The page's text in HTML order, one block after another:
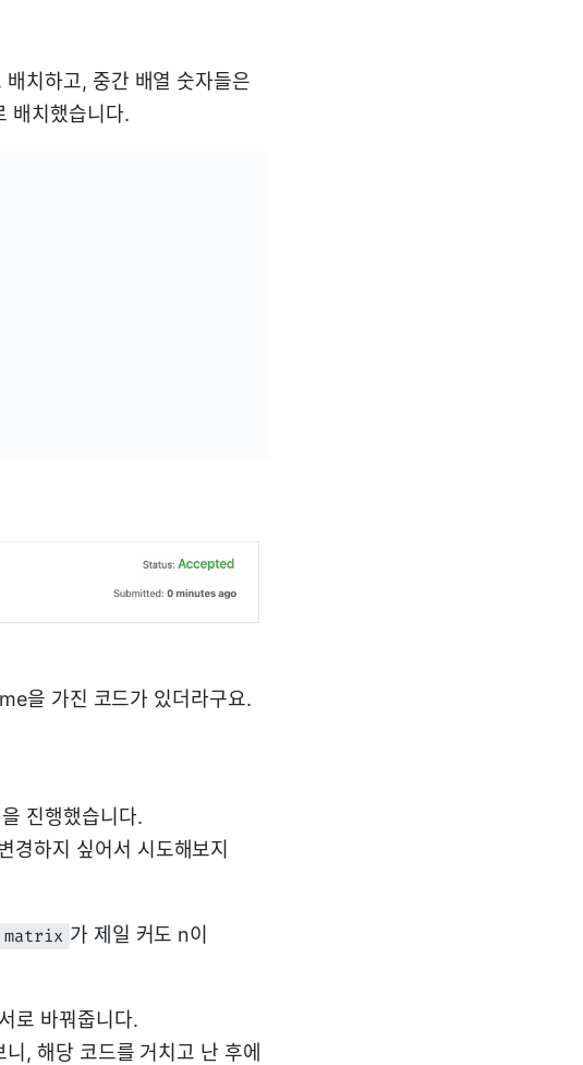
치하고, 중간 배열 숫자들은
배치했습니다.
을 가진 코드가 있더라구요.
진행했습니다.
경하지 싶어서 시도해보지
matrix 가 제일 커도 n이
로 바꿔줍니다.
, 해당 코드를 거치고 난 후에